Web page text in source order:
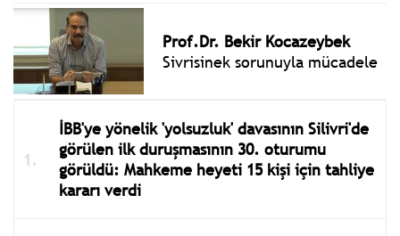
Prof.Dr. Bekir Kocazeybek
Sivrisinek sorunuyla mücadele
İBB'ye yönelik 'yolsuzluk' davasının Silivri'de
görülen ilk duruşmasının 30. oturumu
görüldü: Mahkeme heyeti 15 kişi için tahliye
kararı verdi